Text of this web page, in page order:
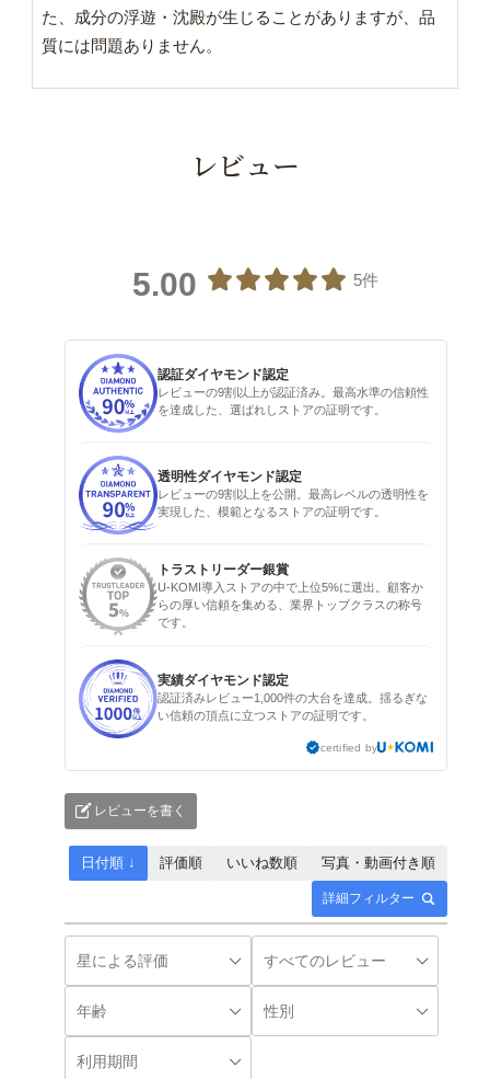
た、成分の浮遊・沈殿が生じることがありますが、品
質には問題ありません。
レビュー
5.00 5件
認証ダイヤモンド認定
レビューの9割以上が認証済み。最高水準の信頼性
を達成した、選ばれしストアの証明です。
透明性ダイヤモンド認定
レビューの9割以上を公開。最高レベルの透明性を
実現した、模範となるストアの証明です。
トラストリーダー銀賞
U-KOMI導入ストアの中で上位5%に選出。顧客か
らの厚い信頼を集める、業界トップクラスの称号
です。
実績ダイヤモンド認定
認証済みレビュー1,000件の大台を達成。揺るぎな
い信頼の頂点に立つストアの証明です。
certified by
レビューを書く
詳細フィルター
日付順 ↓ 評価順 いいね数順 写真・動画付き順